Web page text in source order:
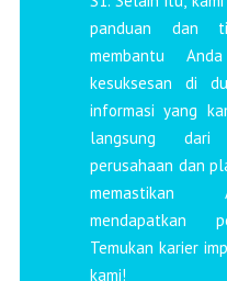
panduan dan
membantu
kesuksesan di
informasi yang
langsung dari
perusahaan dan
mendapatkan
Temukan karier
kami!